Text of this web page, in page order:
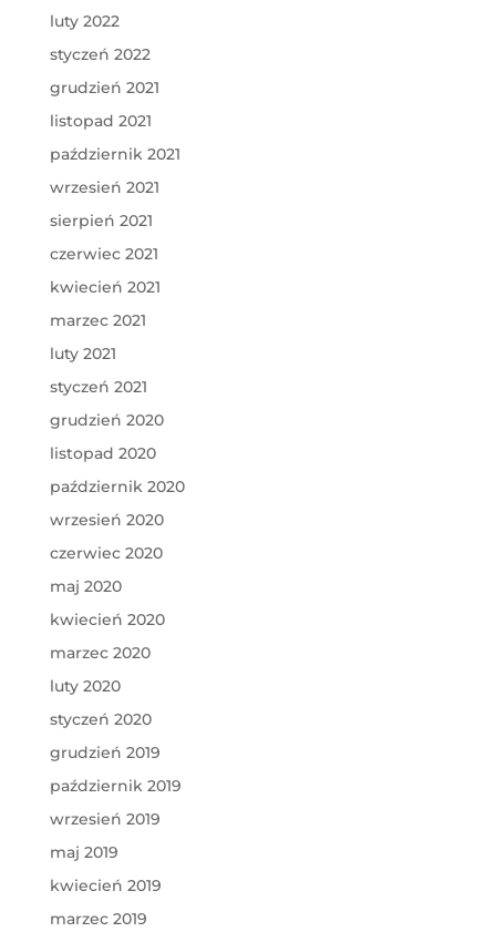
luty 2022
styczeń 2022
grudzień 2021
listopad 2021
październik 2021
wrzesień 2021
sierpień 2021
czerwiec 2021
kwiecień 2021
marzec 2021
luty 2021
styczeń 2021
grudzień 2020
listopad 2020
październik 2020
wrzesień 2020
czerwiec 2020
maj 2020
kwiecień 2020
marzec 2020
luty 2020
styczeń 2020
grudzień 2019
październik 2019
wrzesień 2019
maj 2019
kwiecień 2019
marzec 2019